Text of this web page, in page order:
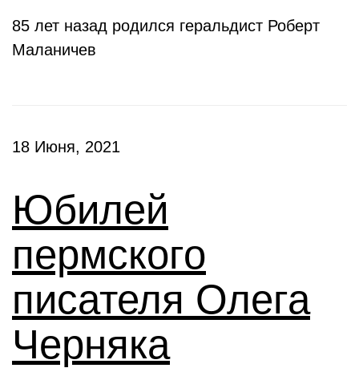
85 лет назад родился геральдист Роберт
Маланичев
18 Июня, 2021
Юбилей
пермского
писателя Олега
Черняка